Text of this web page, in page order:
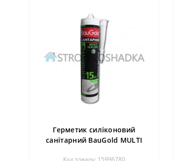
Герметик силіконовий
санітарний BauGold MULTI